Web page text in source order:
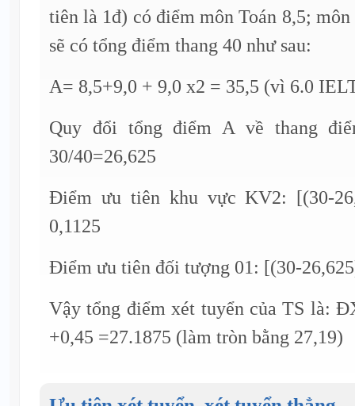
tiên là 1đ) có điểm môn Toán 8,5;
sẽ có tổng điểm thang 40 như sau:
A= 8,5+9,0 + 9,0 x2 = 35,5 (vì 6.0
Quy đổi tổng điểm A về thang
30/40=26,625
Điểm ưu tiên khu vực KV2: [(30-
0,1125
Điểm ưu tiên đối tượng 01: [(30-
Vậy tổng điểm xét tuyển của TS là:
+0,45 =27.1875 (làm tròn bằng 27,19)